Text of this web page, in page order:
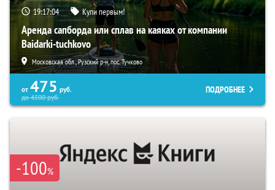
19:17:03 Купи первым!
Аренда сапборда или сплав на каяках от компании
Baidarki-tuchkovo
Московская обл., Рузский р-н, пос. Тучково
от 475 руб.
до4500руб.
ПОДРОБНЕЕ
-100%